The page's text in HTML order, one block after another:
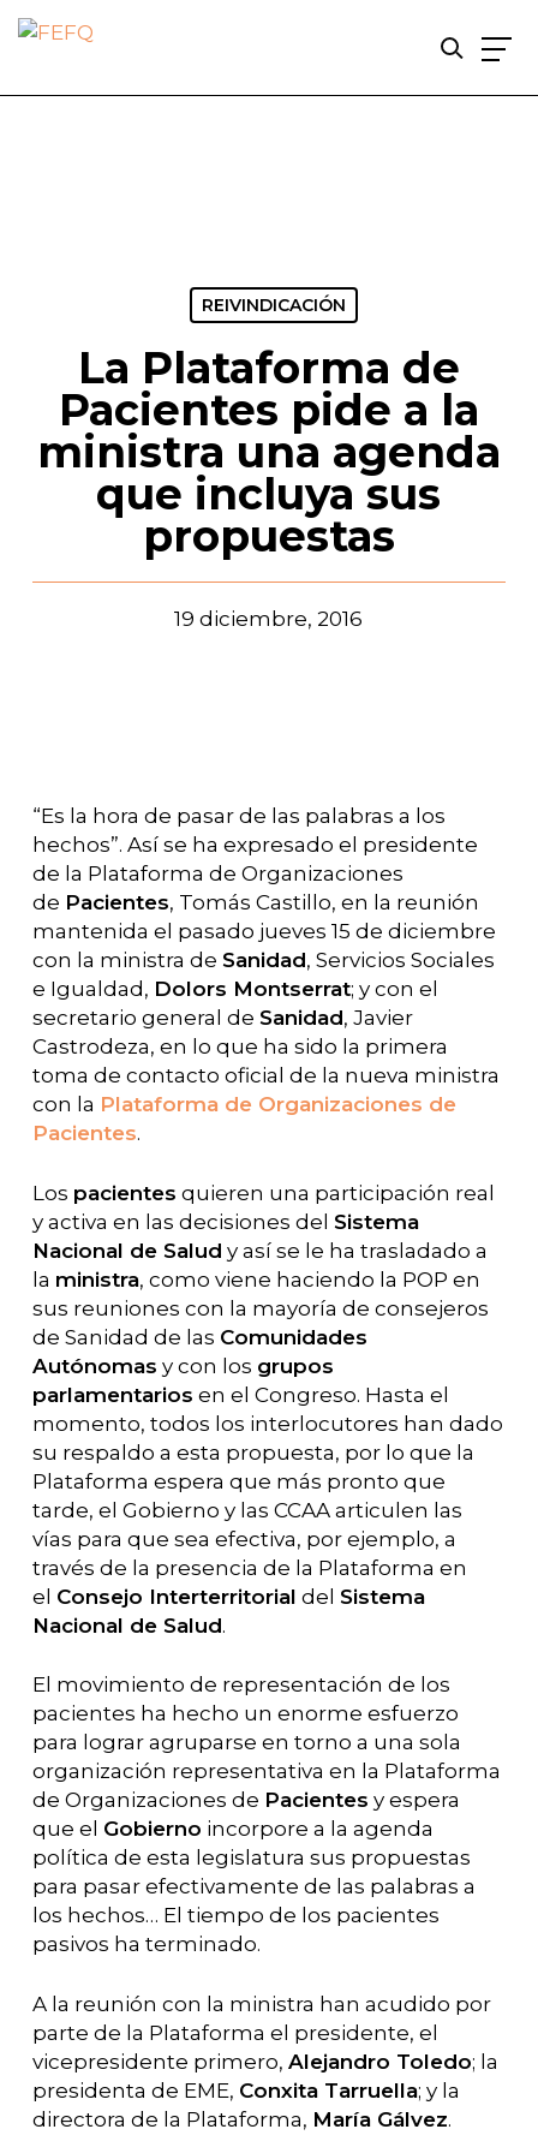
REIVINDICACIÓN
La Plataforma de
Pacientes pide a la
ministra una agenda
que incluya sus
propuestas
19 diciembre, 2016
“Es la hora de pasar de las palabras a los
hechos”. Así se ha expresado el presidente
de la Plataforma de Organizaciones
de Pacientes, Tomás Castillo, en la reunión
mantenida el pasado jueves 15 de diciembre
con la ministra de Sanidad, Servicios Sociales
e Igualdad, Dolors Montserrat; y con el
secretario general de Sanidad, Javier
Castrodeza, en lo que ha sido la primera
toma de contacto oficial de la nueva ministra
con la Plataforma de Organizaciones de
Pacientes.
Los pacientes quieren una participación real
y activa en las decisiones del Sistema
Nacional de Salud y así se le ha trasladado a
la ministra, como viene haciendo la POP en
sus reuniones con la mayoría de consejeros
de Sanidad de las Comunidades
Autónomas y con los grupos
parlamentarios en el Congreso. Hasta el
momento, todos los interlocutores han dado
su respaldo a esta propuesta, por lo que la
Plataforma espera que más pronto que
tarde, el Gobierno y las CCAA articulen las
vías para que sea efectiva, por ejemplo, a
través de la presencia de la Plataforma en
el Consejo Interterritorial del Sistema
Nacional de Salud.
El movimiento de representación de los
pacientes ha hecho un enorme esfuerzo
para lograr agruparse en torno a una sola
organización representativa en la Plataforma
de Organizaciones de Pacientes y espera
que el Gobierno incorpore a la agenda
política de esta legislatura sus propuestas
para pasar efectivamente de las palabras a
los hechos… El tiempo de los pacientes
pasivos ha terminado.
A la reunión con la ministra han acudido por
parte de la Plataforma el presidente, el
vicepresidente primero, Alejandro Toledo; la
presidenta de EME, Conxita Tarruella; y la
directora de la Plataforma, María Gálvez.